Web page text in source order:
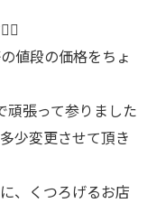
値段の価格をちょ
頑張って参りました
少変更させて頂き
、くつろげるお店